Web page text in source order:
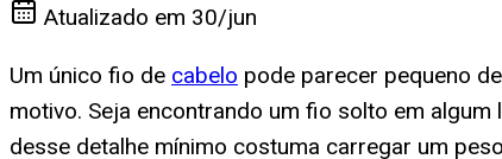
Atualizado em 30/jun
Um único fio de cabelo pode parecer pequeno
motivo. Seja encontrando um fio solto em
desse detalhe mínimo costuma carregar um